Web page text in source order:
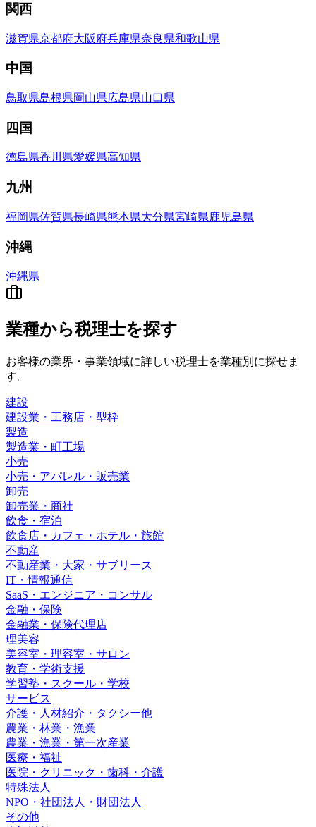
関西
滋賀県京都府大阪府兵庫県奈良県和歌山県
中国
鳥取県島根県岡山県広島県山口県
四国
徳島県香川県愛媛県高知県
九州
福岡県佐賀県長崎県熊本県大分県宮崎県鹿児島県
沖縄
沖縄県
業種から税理士を探す
お客様の業界・事業領域に詳しい税理士を業種別に探せま
す。
建設
建設業・工務店・型枠
製造
製造業・町工場
小売
小売・アパレル・販売業
卸売
卸売業・商社
飲食・宿泊
飲食店・カフェ・ホテル・旅館
不動産
不動産業・大家・サブリース
IT・情報通信
SaaS・エンジニア・コンサル
金融・保険
金融業・保険代理店
理美容
美容室・理容室・サロン
教育・学術支援
学習塾・スクール・学校
サービス
介護・人材紹介・タクシー他
農業・林業・漁業
農業・漁業・第一次産業
医療・福祉
医院・クリニック・歯科・介護
特殊法人
NPO・社団法人・財団法人
その他